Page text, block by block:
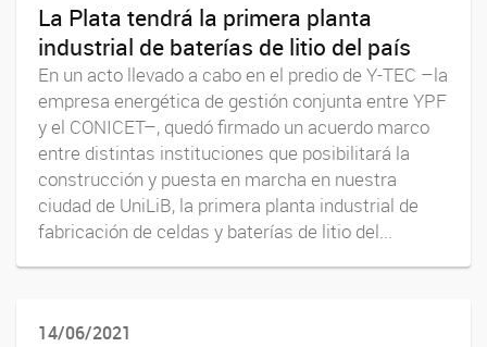
La Plata tendrá la primera planta
industrial de baterías de litio del país
En un acto llevado a cabo en el predio de Y-TEC –la
empresa energética de gestión conjunta entre YPF
y el CONICET–, quedó firmado un acuerdo marco
entre distintas instituciones que posibilitará la
construcción y puesta en marcha en nuestra
ciudad de UniLiB, la primera planta industrial de
fabricación de celdas y baterías de litio del...
14/06/2021